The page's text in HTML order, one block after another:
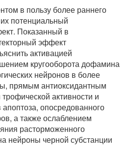
в пользу более раннего
потенциальный
Показанный в
эффект
активацией
кругооборота дофамина
нейронов в более
прямым антиоксидантным
активности и
опосредованного
а также ослаблением
расторможенного
нейроны черной субстанции